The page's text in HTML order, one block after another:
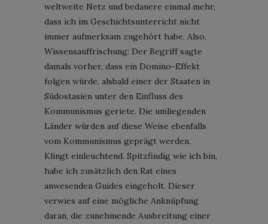
weltweite Netz und bedauere einmal mehr,
dass ich im Geschichtsunterricht nicht
immer aufmerksam zugehört habe. Also,
Wissensauffrischung: Der Begriff sagte
damals vorher, dass ein Domino-Effekt
folgen würde, alsbald einer der Staaten in
Südostasien unter den Einfluss des
Kommunismus geriete. Die umliegenden
Länder würden auf diese Weise ebenfalls
vom Kommunismus geprägt werden.
Klingt einleuchtend. Spitzfindig wie ich bin,
habe ich zusätzlich den Rat eines
anwesenden Guides eingeholt. Dieser
verwies auf eine mögliche Anknüpfung
daran, die zunehmende Ausbreitung einer